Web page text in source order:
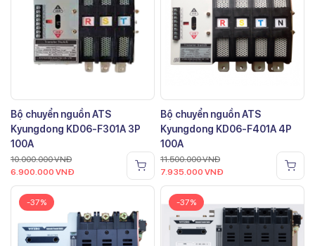
Bộ chuyển nguồn ATS
Kyungdong KD06-F301A 3P
100A
10.000.000VNĐ
6.900.000 VNĐ
Bộ chuyển nguồn ATS
Kyungdong KD06-F401A 4P
100A
11.500.000VNĐ
7.935.000 VNĐ
-37% -37%